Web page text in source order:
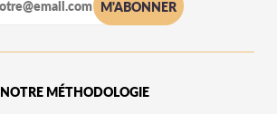
NOTRE MÉTHODOLOGIE